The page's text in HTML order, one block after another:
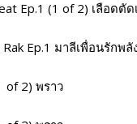
Ep.1 (1 of 2) เลือดตัด
Rak Ep.1 มาลีเพื่อนรักพ
of 2) พราว